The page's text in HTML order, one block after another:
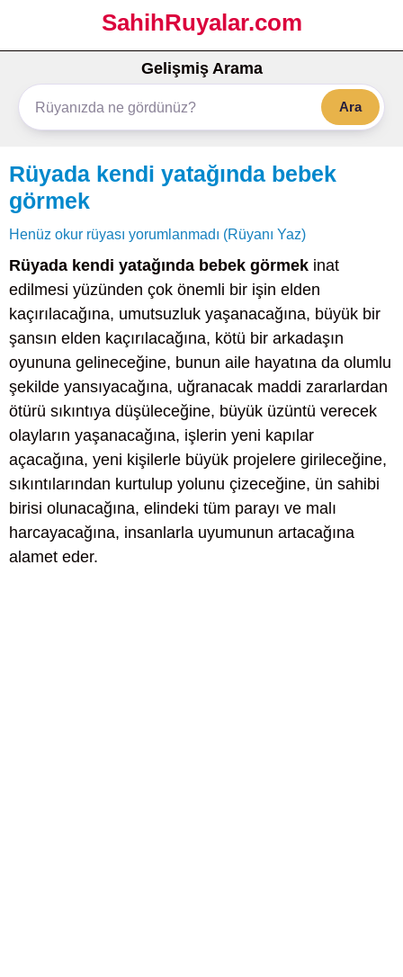
SahihRuyalar.com
Gelişmiş Arama
Ara
Rüyada kendi yatağında bebek
görmek
Henüz okur rüyası yorumlanmadı (Rüyanı Yaz)
Rüyada kendi yatağında bebek görmek inat
edilmesi yüzünden çok önemli bir işin elden
kaçırılacağına, umutsuzluk yaşanacağına, büyük bir
şansın elden kaçırılacağına, kötü bir arkadaşın
oyununa gelineceğine, bunun aile hayatına da olumlu
şekilde yansıyacağına, uğranacak maddi zararlardan
ötürü sıkıntıya düşüleceğine, büyük üzüntü verecek
olayların yaşanacağına, işlerin yeni kapılar
açacağına, yeni kişilerle büyük projelere girileceğine,
sıkıntılarından kurtulup yolunu çizeceğine, ün sahibi
birisi olunacağına, elindeki tüm parayı ve malı
harcayacağına, insanlarla uyumunun artacağına
alamet eder.